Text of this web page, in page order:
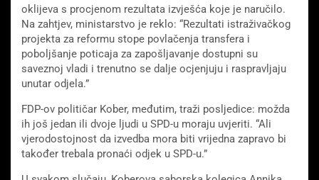
oklijeva s procjenom rezultata izvješća koje je naručilo.
Na zahtjev, ministarstvo je reklo: “Rezultati istraživačkog
projekta za reformu stope povlačenja transfera i
poboljšanje poticaja za zapošljavanje dostupni su
saveznoj vladi i trenutno se dalje ocjenjuju i raspravljaju
unutar odjela.”
FDP-ov političar Kober, međutim, traži posljedice: možda
ih još jedan ili dvoje ljudi u SPD-u moraju uvjeriti. “Ali
vjerodostojnost da izvedba mora biti vrijedna zapravo bi
također trebala pronaći odjek u SPD-u.”